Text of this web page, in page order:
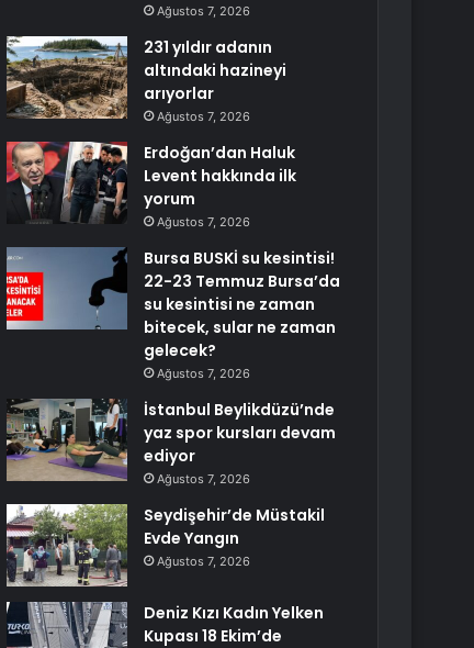
Ağustos 7, 2026
231 yıldır adanın
altındaki hazineyi
arıyorlar
Ağustos 7, 2026
Erdoğan’dan Haluk
Levent hakkında ilk
yorum
Ağustos 7, 2026
Bursa BUSKİ su kesintisi!
22-23 Temmuz Bursa’da
su kesintisi ne zaman
bitecek, sular ne zaman
gelecek?
Ağustos 7, 2026
İstanbul Beylikdüzü’nde
yaz spor kursları devam
ediyor
Ağustos 7, 2026
Seydişehir’de Müstakil
Evde Yangın
Ağustos 7, 2026
Deniz Kızı Kadın Yelken
Kupası 18 Ekim’de